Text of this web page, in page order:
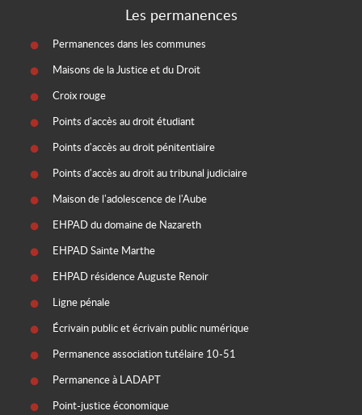
Les permanences
Permanences dans les communes
Maisons de la Justice et du Droit
Croix rouge
Points d'accès au droit étudiant
Points d'accès au droit pénitentiaire
Points d'accès au droit au tribunal judiciaire
Maison de l'adolescence de l'Aube
EHPAD du domaine de Nazareth
EHPAD Sainte Marthe
EHPAD résidence Auguste Renoir
Ligne pénale
Écrivain public et écrivain public numérique
Permanence association tutélaire 10-51
Permanence à LADAPT
Point-justice économique